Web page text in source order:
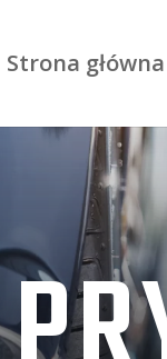
Strona główna